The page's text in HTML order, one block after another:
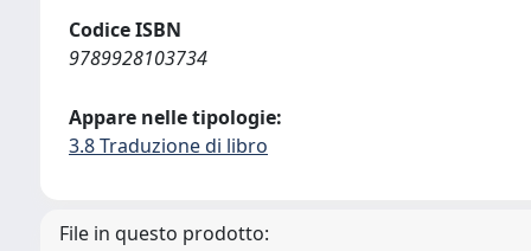
Codice ISBN
9789928103734
Appare nelle tipologie:
3.8 Traduzione di libro
File in questo prodotto: